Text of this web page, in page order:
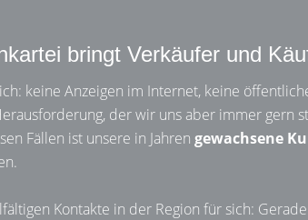
bringt Verkäufer und
keine Anzeigen im Internet, keine
der wir uns aber immer gern
Fällen ist unsere in Jahren gewachsene
Kontakte in der Region für sich: